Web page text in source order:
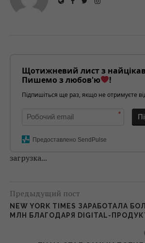
Щотижневий лист з
Пишемо з любов'ю
!
Підпишіться ще раз, якщо не отримуєте
*
Предоставлено SendPulse
загрузка...
Предыдущий пост
NEW YORK TIMES ЗАРАБОТАЛА
МЛН БЛАГОДАРЯ DIGITAL-